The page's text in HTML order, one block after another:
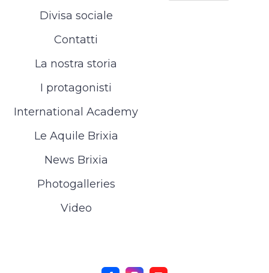
Divisa sociale
Contatti
La nostra storia
I protagonisti
International Academy
Le Aquile Brixia
News Brixia
Photogalleries
Video